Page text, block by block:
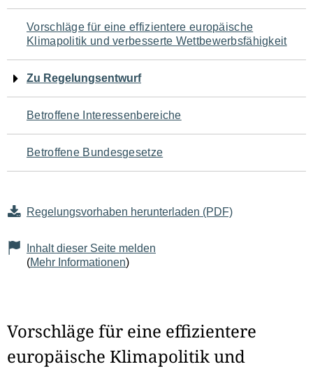
Navigation
für
den
Seiteninhalt
Vorschläge für eine effizientere europäische
Klimapolitik und verbesserte Wettbewerbsfähigkeit
Zu Regelungsentwurf
Betroffene Interessenbereiche
Betroffene Bundesgesetze
Regelungsvorhaben herunterladen (PDF)
Inhalt dieser Seite melden
(Mehr Informationen)
Vorschläge für eine effizientere
europäische Klimapolitik und